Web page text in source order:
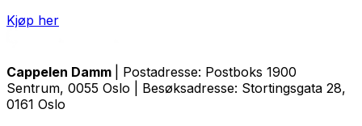
Kjøp her
Cappelen Damm
| Postadresse: Postboks 1900
Sentrum, 0055 Oslo | Besøksadresse: Stortingsgata 28,
0161 Oslo